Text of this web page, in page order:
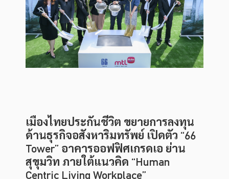
เมืองไทยประกันชีวิต ขยายการลงทุน
ด้านธุรกิจอสังหาริมทรัพย์ เปิดตัว “66
Tower” อาคารออฟฟิศเกรดเอ ย่าน
สุขุมวิท ภายใต้แนวคิด “Human
Centric Living Workplace”